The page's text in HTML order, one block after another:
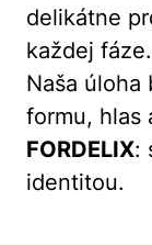
delikátne
každej fáze.
Naša úloha
formu, hlas
FORDELIX:
identitou.